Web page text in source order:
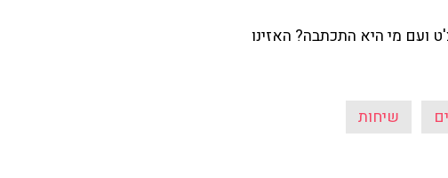
ועם מי היא התכתבה? האזינו
שיחות